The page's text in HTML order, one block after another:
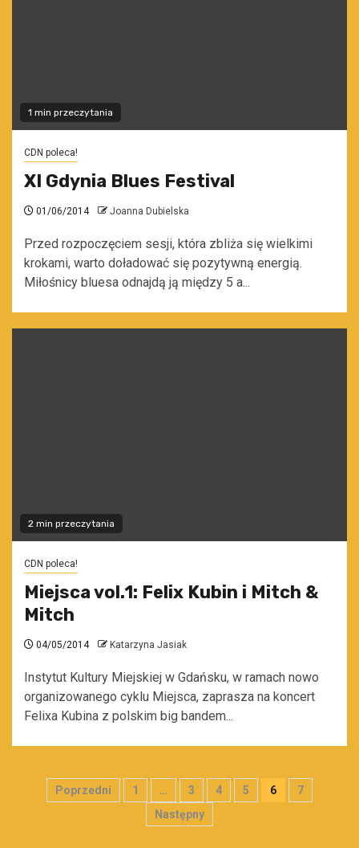
1 min przeczytania
CDN poleca!
XI Gdynia Blues Festival
01/06/2014 Joanna Dubielska
Przed rozpoczęciem sesji, która zbliża się wielkimi
krokami, warto doładować się pozytywną energią.
Miłośnicy bluesa odnajdą ją między 5 a...
2 min przeczytania
CDN poleca!
Miejsca vol.1: Felix Kubin i Mitch &
Mitch
04/05/2014 Katarzyna Jasiak
Instytut Kultury Miejskiej w Gdańsku, w ramach nowo
organizowanego cyklu Miejsca, zaprasza na koncert
Felixa Kubina z polskim big bandem...
Stronicowanie
Poprzedni 1 … 3 4 5 6
7
Następny